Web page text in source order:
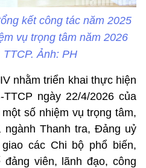
kết công tác năm 2025
vụ trọng tâm năm 2026
TTCP. Ảnh: PH
nhằm triển khai thực hiện
ngày 22/4/2026 của
số nhiệm vụ trọng tâm,
ngành Thanh tra, Đảng uỷ
các Chi bộ phổ biến,
viên, lãnh đạo, công